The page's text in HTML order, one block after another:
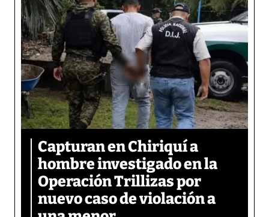
Capturan en Chiriquí a
hombre investigado en la
Operación Trillizas por
nuevo caso de violación a